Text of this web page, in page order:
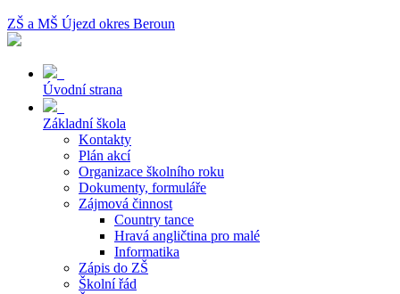
ZŠ a MŠ Újezd okres Beroun
Úvodní strana
Základní škola
Kontakty
Plán akcí
Organizace školního roku
Dokumenty, formuláře
Zájmová činnost
Country tance
Hravá angličtina pro malé
Informatika
Zápis do ZŠ
Školní řád